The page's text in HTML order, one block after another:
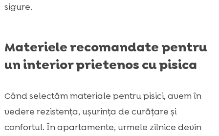
sigure.
Materiele recomandate pentru
un interior prietenos cu pisica
Când selectăm materiale pentru pisici, avem în
vedere rezistența, ușurința de curățare și
confortul. În apartamente, urmele zilnice devin